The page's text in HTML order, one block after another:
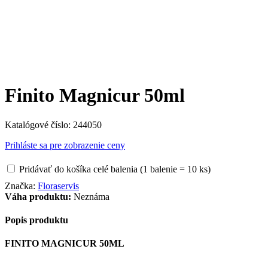
Finito Magnicur 50ml
Katalógové číslo: 244050
Prihláste sa pre zobrazenie ceny
Pridávať do košíka celé balenia (1 balenie = 10 ks)
Značka: Floraservis
Váha produktu: Neznáma
Popis produktu
FINITO MAGNICUR 50ML